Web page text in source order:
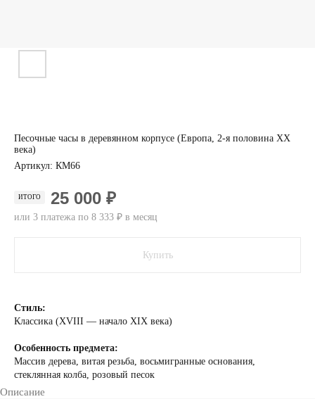
Песочные часы в деревянном корпусе (Европа, 2-я половина XX
века)
Артикул: КМ66
ИТОГО 25 000 ₽
или 3 платежа по 8 333 ₽ в месяц
Купить
Стиль:
Классика (XVIII — начало XIX века)
Особенность предмета:
Массив дерева, витая резьба, восьмигранные основания,
стеклянная колба, розовый песок
Описание